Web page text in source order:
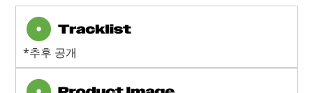
*추후 공개